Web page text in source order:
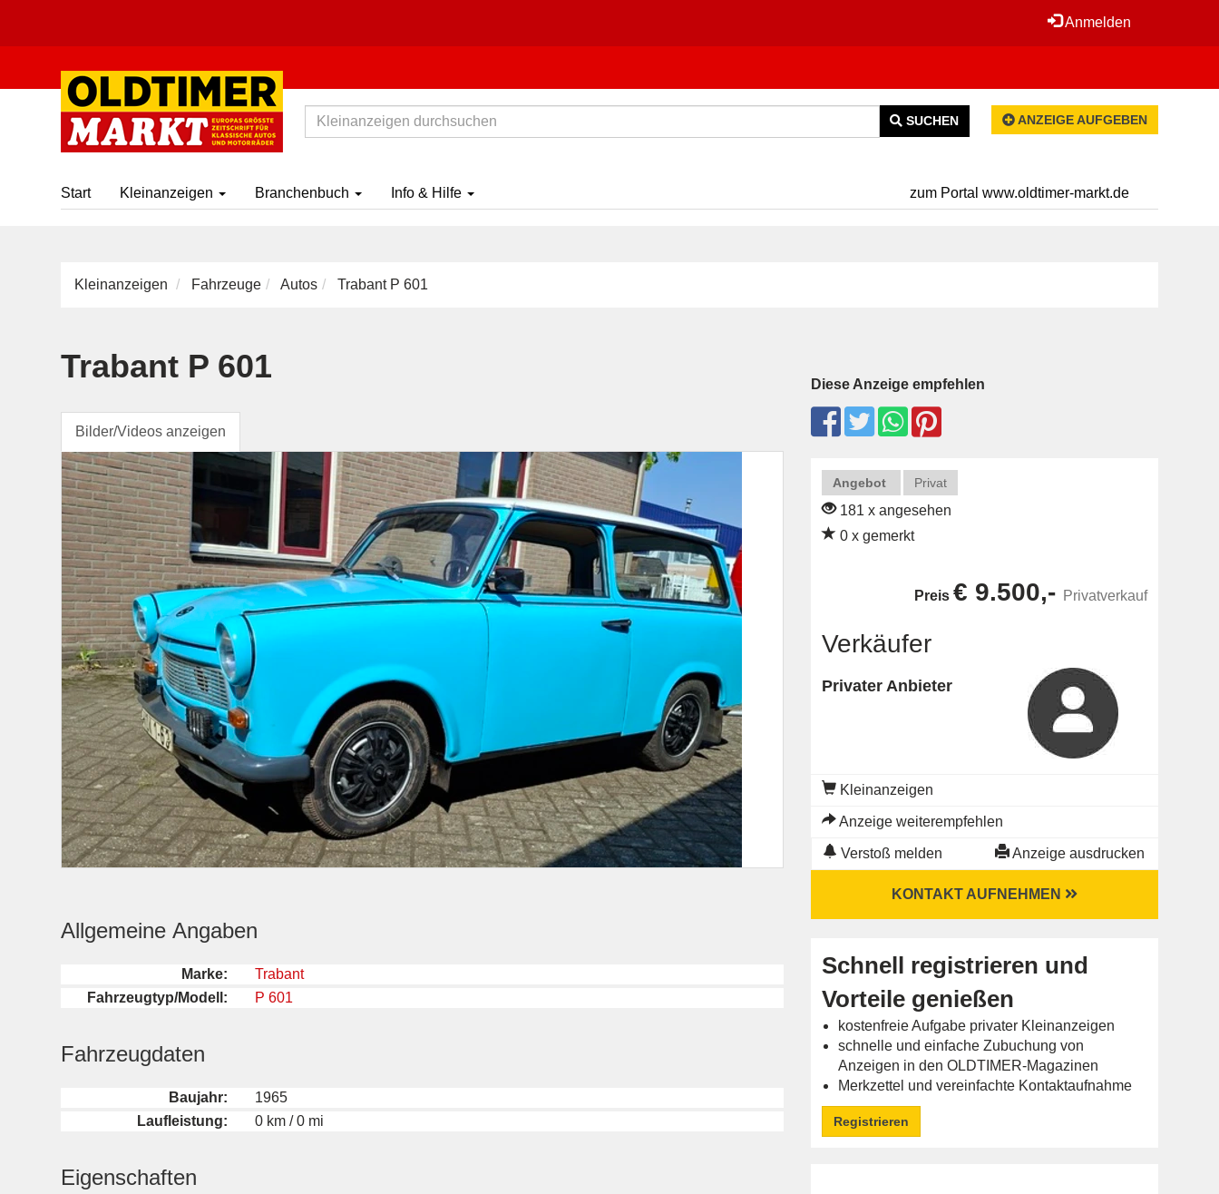
Anmelden
SUCHEN ANZEIGE AUFGEBEN
Start Kleinanzeigen Branchenbuch Info & Hilfe zum Portal www.oldtimer-markt.de
Kleinanzeigen Fahrzeuge Autos Trabant P 601
Trabant P 601
Bilder/Videos anzeigen
Allgemeine Angaben
Marke:
Trabant
Fahrzeugtyp/Modell:
P 601
Fahrzeugdaten
Baujahr:
1965
Laufleistung:
0 km / 0 mi
Eigenschaften
Diese Anzeige empfehlen
Angebot Privat
181 x angesehen
0 x gemerkt
Preis € 9.500,- Privatverkauf
Verkäufer
Privater Anbieter
Kleinanzeigen
Anzeige weiterempfehlen
Verstoß melden Anzeige ausdrucken
KONTAKT AUFNEHMEN
Schnell registrieren und
Vorteile genießen
kostenfreie Aufgabe privater Kleinanzeigen
schnelle und einfache Zubuchung von
Anzeigen in den OLDTIMER-Magazinen
Merkzettel und vereinfachte Kontaktaufnahme
Registrieren